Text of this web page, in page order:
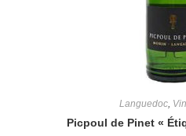
Languedoc Vin
Picpoul de Pinet «